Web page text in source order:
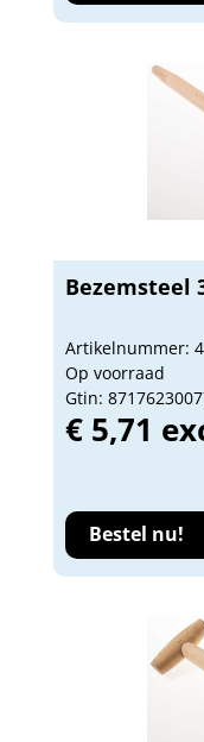
Bezemsteel
Artikelnummer:
Op voorraad
Gtin:
€ 5,71
Bestel nu!